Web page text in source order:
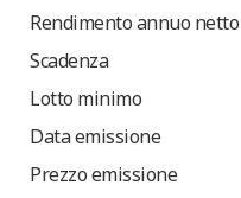
Rendimento annuo netto
Scadenza
Lotto minimo
Data emissione
Prezzo emissione